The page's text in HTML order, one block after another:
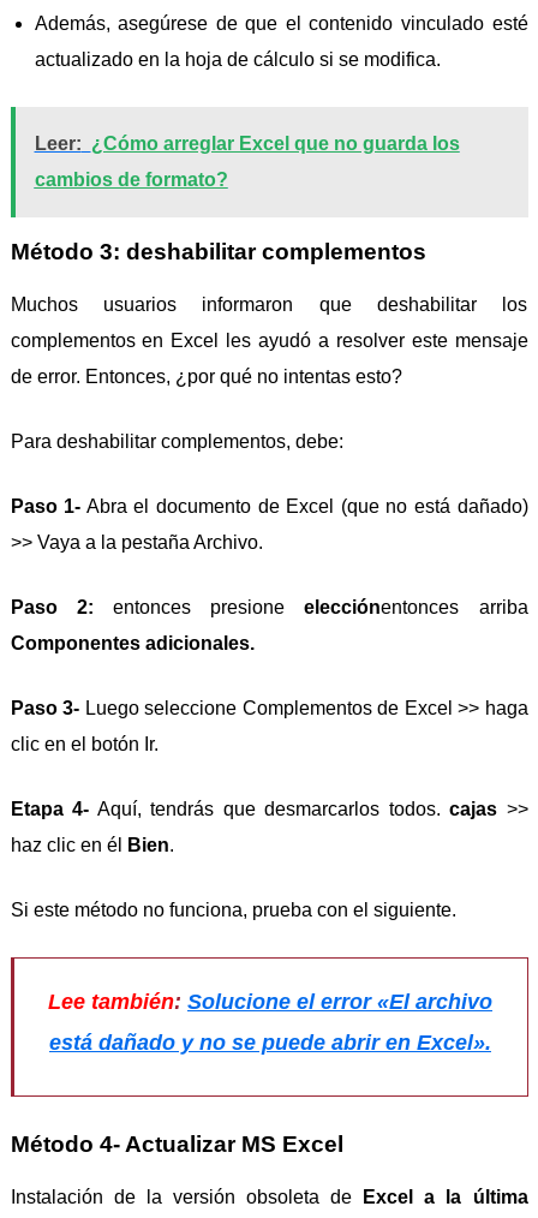
Además, asegúrese de que el contenido vinculado esté
actualizado en la hoja de cálculo si se modifica.
Leer: ¿Cómo arreglar Excel que no guarda los
cambios de formato?
Método 3: deshabilitar complementos
Muchos usuarios informaron que deshabilitar los
complementos en Excel les ayudó a resolver este mensaje
de error. Entonces, ¿por qué no intentas esto?
Para deshabilitar complementos, debe:
Paso 1- Abra el documento de Excel (que no está dañado)
>> Vaya a la pestaña Archivo.
Paso 2: entonces presioneelecciónentonces arriba
Componentes adicionales.
Paso 3- Luego seleccione Complementos de Excel >> haga
clic en el botón Ir.
Etapa 4- Aquí, tendrás que desmarcarlos todos. cajas >>
haz clic en él
Bien.
Si este método no funciona, prueba con el siguiente.
Lee también: Solucione el error «El archivo
está dañado y no se puede abrir en Excel».
Método 4- Actualizar MS Excel
Instalación de la versión obsoleta de
Excel a la última